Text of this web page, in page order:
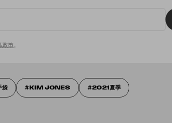
政策
袋 KIM JONES 2021夏季